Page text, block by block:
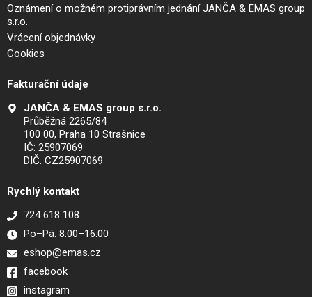
Oznámení o možném protiprávním jednání JANČA & EMAS group
s.r.o.
Vrácení objednávky
Cookies
Fakturační údaje
JANČA & EMAS group s.r.o.
Průběžná 2265/84
100 00, Praha 10 Strašnice
IČ: 25907069
DIČ: CZ25907069
Rychlý kontakt
724 618 108
Po–Pá: 8.00–16.00
eshop@emas.cz
facebook
instagram